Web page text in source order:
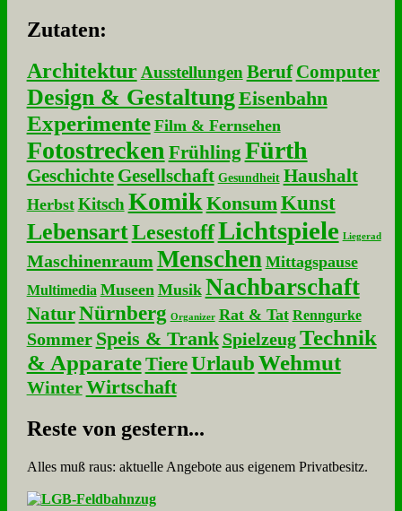
Zu­ta­ten:
Architektur Ausstellungen Beruf Computer
Design & GestaltungEisenbahn
Experimente Film & Fernsehen
Fotostrecken Frühling Fürth
Geschichte Gesellschaft Gesundheit Haushalt
Herbst Kitsch KomikKonsumKunst
LebensartLesestoffLichtspiele Liegerad
Maschinenraum Menschen Mittagspause
Multimedia Museen Musik Nachbarschaft
NaturNürnberg Organizer Rat & Tat Renngurke
Sommer Speis & Trank Spielzeug Technik
& Apparate Tiere UrlaubWehmut
Winter Wirtschaft
Re­ste von ge­stern...
Alles muß raus: aktuelle An­ge­bo­te aus eigenem Privatbesitz.